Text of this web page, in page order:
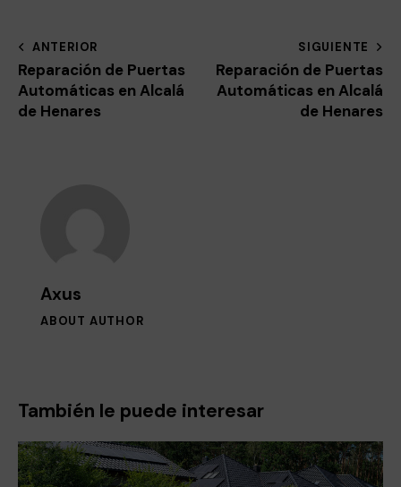
ANTERIOR
Reparación de Puertas
Automáticas en Alcalá
de Henares
SIGUIENTE
Reparación de Puertas
Automáticas en Alcalá
de Henares
Axus
ABOUT AUTHOR
También le puede interesar